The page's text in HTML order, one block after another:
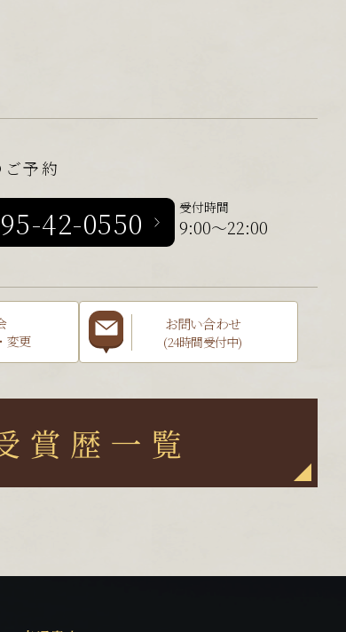
予約
42-0550 受付時間
9:00～22:00
変更
お問い合わせ
(24時間受付中)